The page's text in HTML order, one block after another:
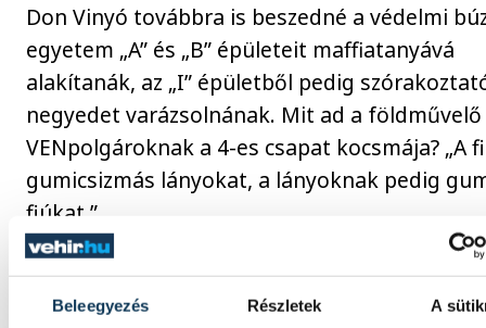
Beleegyezés Részletek A
Don Vinyó továbbra is beszedné a védelmi
egyetem „A” és „B” épületeit maffiatanyává
alakítanák, az „I” épületből pedig
negyedet varázsolnának. Mit ad a földművelő
VENpolgároknak a 4-es csapat kocsmája? „A
gumicsizmás lányokat, a lányoknak pedig
fiúkat.”